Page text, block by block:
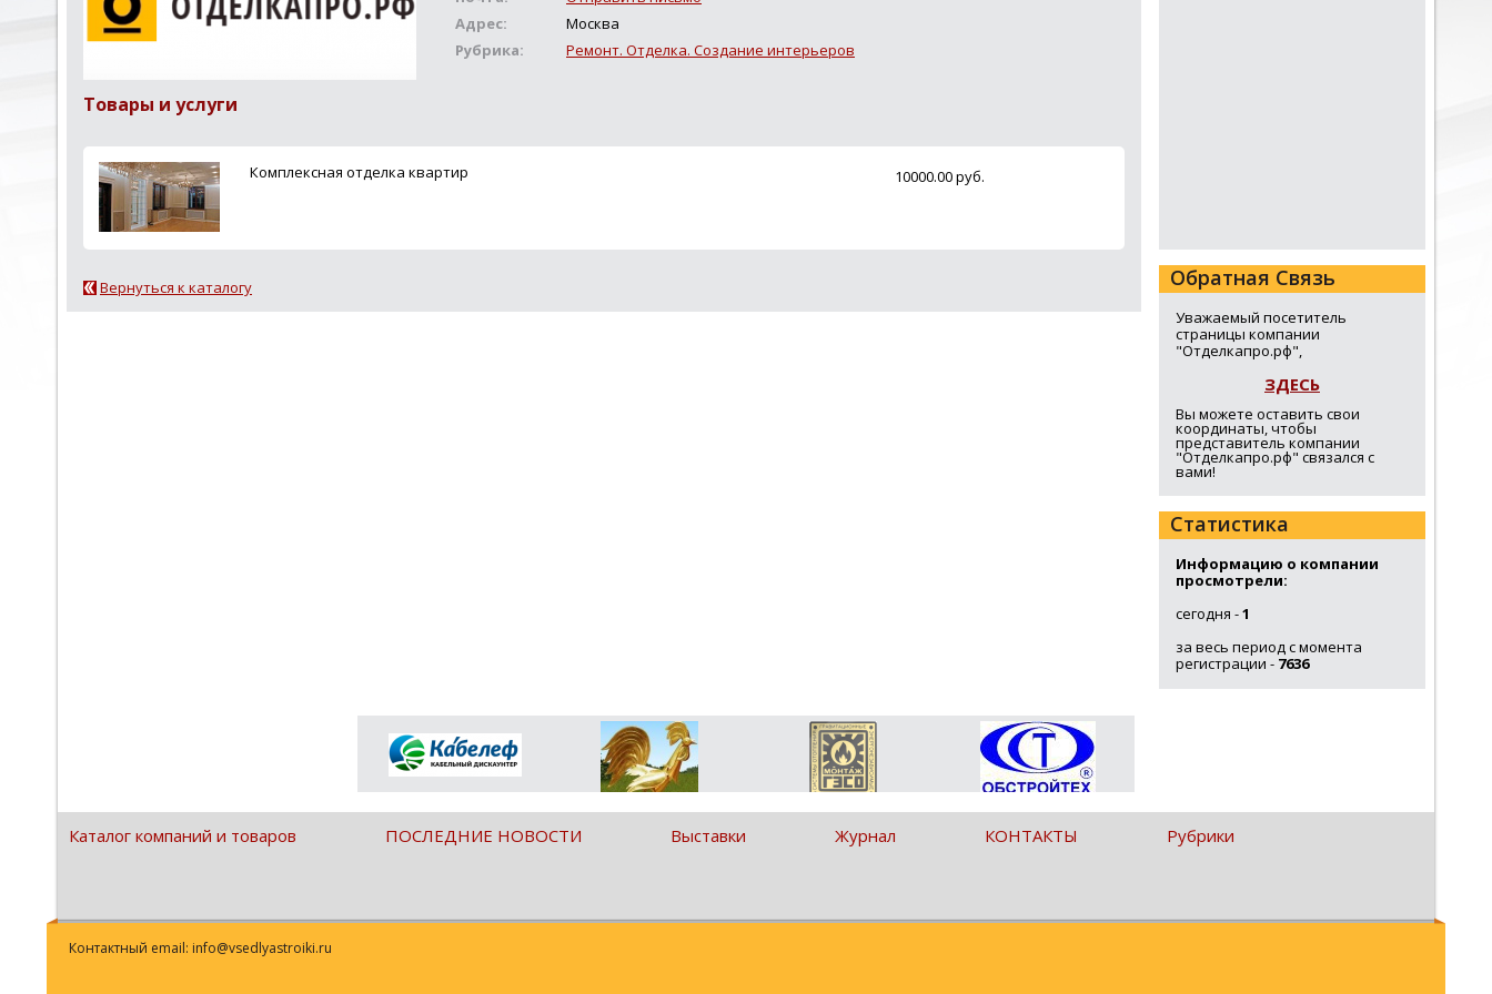
Адрес:
Москва
Рубрика:
Ремонт. Отделка. Создание интерьеров
Товары и услуги
Комплексная отделка квартир 10000.00 руб.
Вернуться к каталогу Обратная Связь
Уважаемый посетитель
страницы компании
"Отделкапро.рф",
ЗДЕСЬ
Вы можете оставить свои
координаты, чтобы
представитель компании
"Отделкапро.рф" связался с
вами!
Статистика
Информацию о компании
просмотрели:
сегодня -1
за весь период с момента
регистрации - 7636
Каталог компаний и товаров ПОСЛЕДНИЕ НОВОСТИ Выставки Журнал КОНТАКТЫ Рубрики
Контактный email: info@vsedlyastroiki.ru